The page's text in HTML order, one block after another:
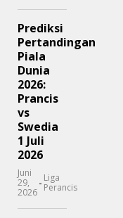
Prediksi
Pertandingan
Piala
Dunia
2026:
Prancis
vs
Swedia
1 Juli
2026
Juni
29,
2026
- Liga
Perancis